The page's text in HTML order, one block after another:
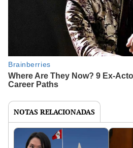
NOTAS RELACIONADAS